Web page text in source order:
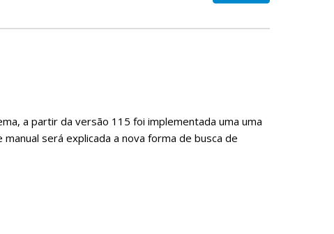
a partir da versão 115 foi implementada uma uma
será explicada a nova forma de busca de